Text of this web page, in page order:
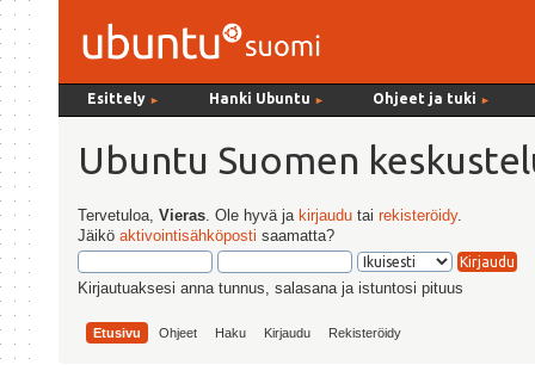
Esittely ► Hanki Ubuntu ► Ohjeet ja tuki ►
Ubuntu Suomen
Tervetuloa,Vieras . Ole hyvä ja kirjaudu tairekisteröidy.
Jäiköaktivointisähköposti saamatta?
Kirjautuaksesi anna tunnus, salasana ja istuntosi pituus
Etusivu Ohjeet Haku Kirjaudu Rekisteröidy